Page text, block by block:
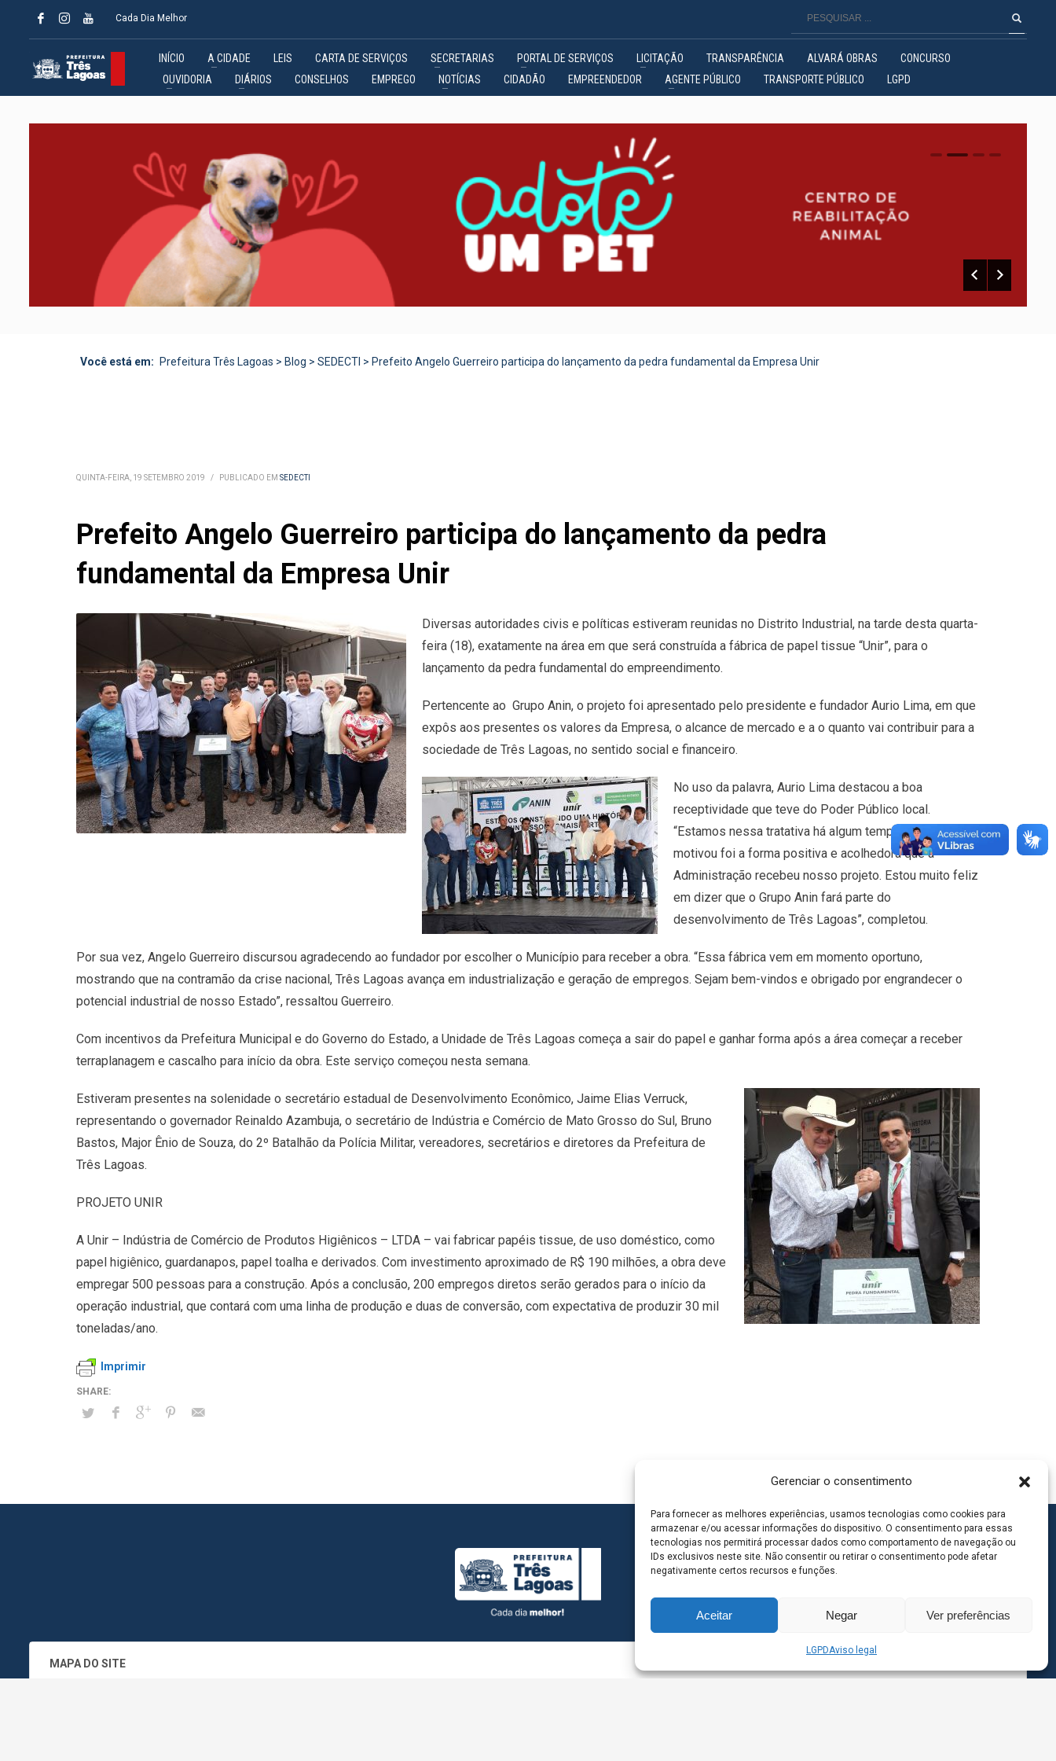
Gerenciar o consentimento
Para fornecer as melhores experiências, usamos tecnologias como cookies para
armazenar e/ou acessar informações do dispositivo. O consentimento para essas
tecnologias nos permitirá processar dados como comportamento de navegação ou
IDs exclusivos neste site. Não consentir ou retirar o consentimento pode afetar
negativamente certos recursos e funções.
Aceitar Negar Ver preferências
LGPDAviso legal
Cada Dia Melhor
INÍCIO A CIDADE LEIS CARTA DE SERVIÇOS SECRETARIAS PORTAL DE SERVIÇOS LICITAÇÃO TRANSPARÊNCIA ALVARÁ OBRAS
CONCURSO
OUVIDORIA
DIÁRIOS CONSELHOS EMPREGO NOTÍCIAS CIDADÃO EMPREENDEDOR AGENTE PÚBLICO TRANSPORTE PÚBLICO LGPD
0 1 2
Você está em: Prefeitura Três Lagoas > Blog > SEDECTI > Prefeito Angelo Guerreiro participa do lançamento da pedra fundamental da Empresa Unir
QUINTA-FEIRA, 19 SETEMBRO 2019 / PUBLICADO EM SEDECTI
Prefeito Angelo Guerreiro participa do lançamento da pedra
fundamental da Empresa Unir
Diversas autoridades civis e políticas estiveram reunidas no Distrito Industrial, na tarde desta quarta-
feira (18), exatamente na área em que será construída a fábrica de papel tissue “Unir”, para o
lançamento da pedra fundamental do empreendimento.
Pertencente ao Grupo Anin, o projeto foi apresentado pelo presidente e fundador Aurio Lima, em que
expôs aos presentes os valores da Empresa, o alcance de mercado e a o quanto vai contribuir para a
sociedade de Três Lagoas, no sentido social e financeiro.
No uso da palavra, Aurio Lima destacou a boa
receptividade que teve do Poder Público local.
“Estamos nessa tratativa há algum tempo e o que me
motivou foi a forma positiva e acolhedora que a
Administração recebeu nosso projeto. Estou muito feliz
em dizer que o Grupo Anin fará parte do
desenvolvimento de Três Lagoas”, completou.
Por sua vez, Angelo Guerreiro discursou agradecendo ao fundador por escolher o Município para receber a obra. “Essa fábrica vem em momento oportuno,
mostrando que na contramão da crise nacional, Três Lagoas avança em industrialização e geração de empregos. Sejam bem-vindos e obrigado por engrandecer o
potencial industrial de nosso Estado”, ressaltou Guerreiro.
Com incentivos da Prefeitura Municipal e do Governo do Estado, a Unidade de Três Lagoas começa a sair do papel e ganhar forma após a área começar a receber
terraplanagem e cascalho para início da obra. Este serviço começou nesta semana.
Estiveram presentes na solenidade o secretário estadual de Desenvolvimento Econômico, Jaime Elias Verruck,
representando o governador Reinaldo Azambuja, o secretário de Indústria e Comércio de Mato Grosso do Sul, Bruno
Bastos, Major Ênio de Souza, do 2º Batalhão da Polícia Militar, vereadores, secretários e diretores da Prefeitura de
Três Lagoas.
PROJETO UNIR
A Unir – Indústria de Comércio de Produtos Higiênicos – LTDA – vai fabricar papéis tissue, de uso doméstico, como
papel higiênico, guardanapos, papel toalha e derivados. Com investimento aproximado de R$ 190 milhões, a obra deve
empregar 500 pessoas para a construção. Após a conclusão, 200 empregos diretos serão gerados para o início da
operação industrial, que contará com uma linha de produção e duas de conversão, com expectativa de produzir 30 mil
toneladas/ano.
Imprimir
MAPA DO SITE